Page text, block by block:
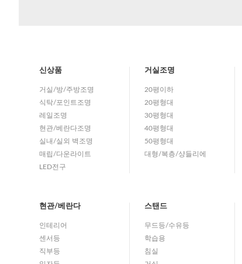
신상품
거실/방/주방조명
식탁/포인트조명
레일조명
현관/베란다조명
실내/실외 벽조명
매립/다운라이트
LED전구
거실조명
20평이하
20평형대
30평형대
40평형대
50평형대
대형/복층/샹들리에
현관/베란다
인테리어
센서등
직부등
스탠드
무드등/수유등
학습용
침실